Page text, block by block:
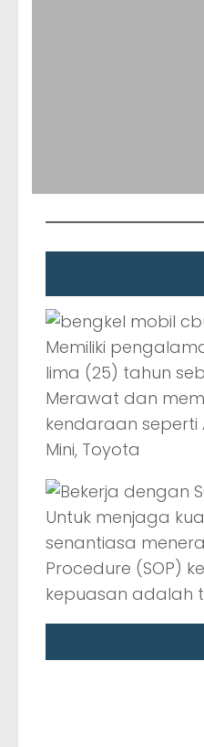
Memiliki
lima (25) tahun
Merawat dan
kendaraan seperti
Mini, Toyota
Untuk menjaga
senantiasa
Procedure (SOP)
kepuasan adalah